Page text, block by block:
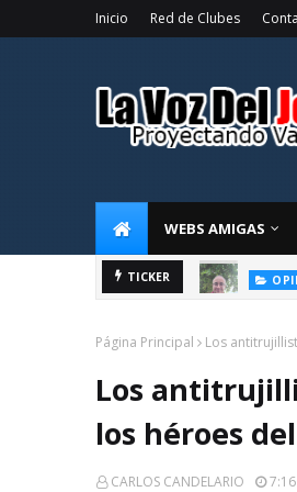
Inicio Red de Clubes
WEBS AMIGAS
TICKER
Página Principal Los
Los
los héroes
CARLOS CANDELARIO